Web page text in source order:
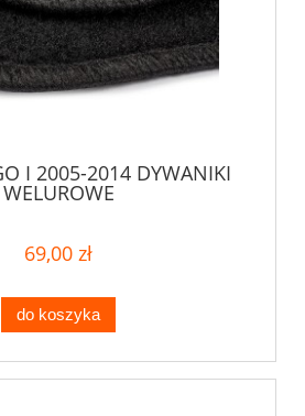
I 2005-2014 DYWANIKI
WELUROWE
69,00 zł
do koszyka